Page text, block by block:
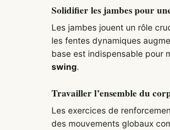
Solidifier les jambes pour
Les jambes jouent un rôle
les fentes dynamiques
base est indispensable pour
swing.
Travailler l’ensemble du
Les exercices de
des mouvements globaux